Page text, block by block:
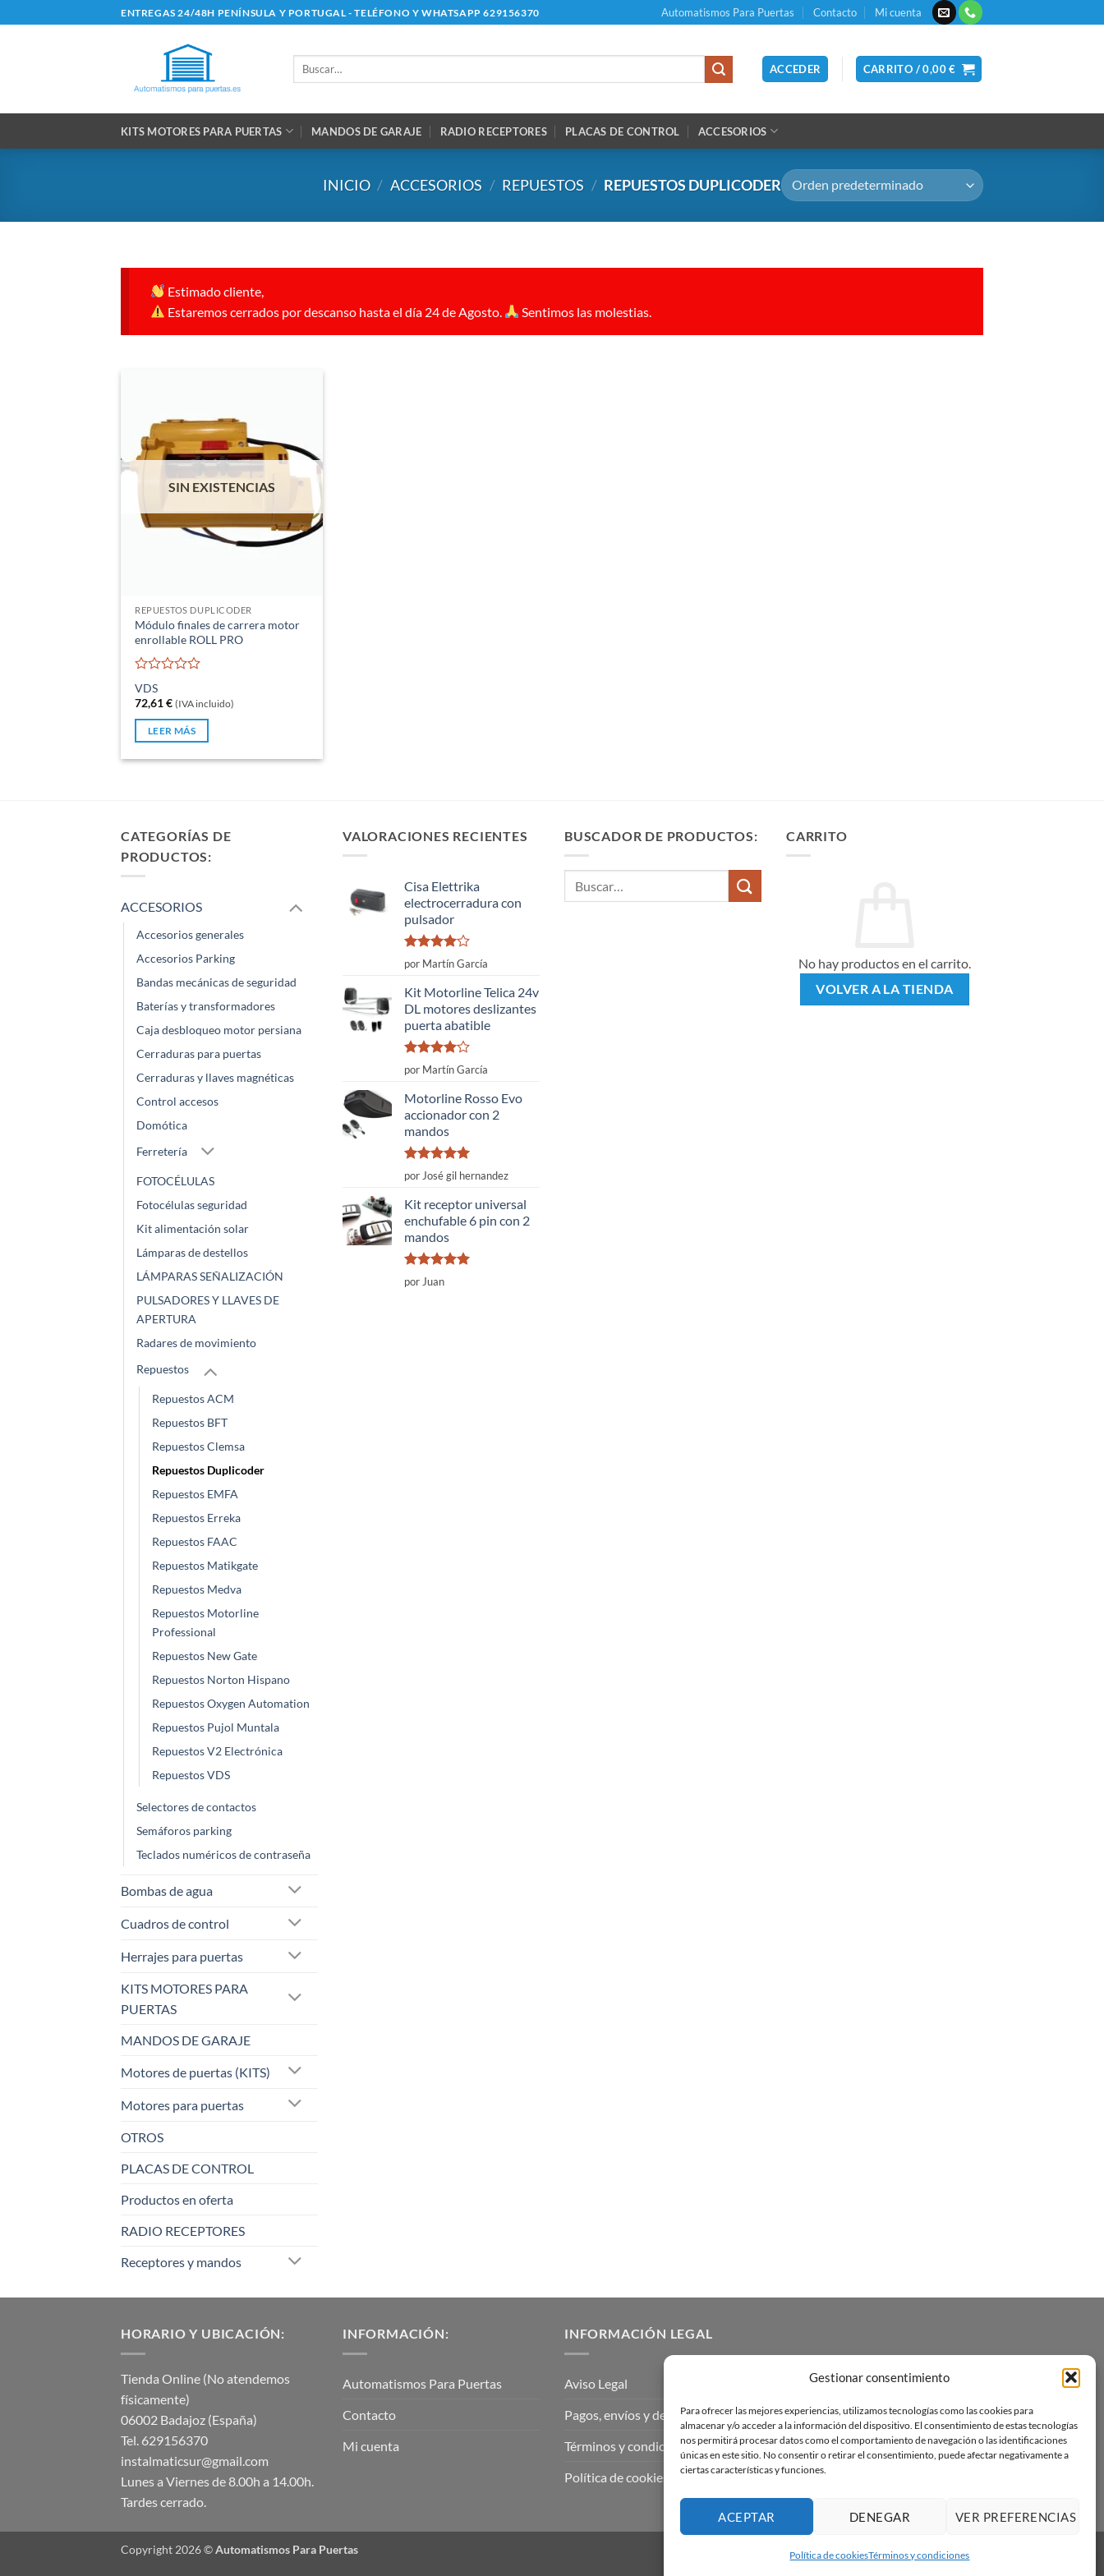
Gestionar consentimiento
Para ofrecer las mejores experiencias, utilizamos tecnologías como las cookies para
almacenar y/o acceder a la información del dispositivo. El consentimiento de estas tecnologías
nos permitirá procesar datos como el comportamiento de navegación o las identificaciones
únicas en este sitio. No consentir o retirar el consentimiento, puede afectar negativamente a
ciertas características y funciones.
ACEPTAR DENEGAR VER PREFERENCIAS
Política de cookiesTérminos y condiciones
al
ENTREGAS 24/48H PENÍNSULA Y PORTUGAL - TELÉFONO Y WHATSAPP 629156370 Automatismos Para Puertas Contacto Mi cuenta
Buscar
ACCEDER CARRITO /0,00€
KITS MOTORES PARA PUERTAS MANDOS DE GARAJE RADIO RECEPTORES PLACAS DE CONTROL ACCESORIOS
INICIO / ACCESORIOS / REPUESTOS / REPUESTOS DUPLICODER
Estimado cliente,
Estaremos cerrados por descanso hasta el día 24 de Agosto.
Sentimos las molestias.
SIN EXISTENCIAS
REPUESTOS DUPLICODER
Módulo finales de carrera motor
enrollable ROLL PRO
Valorado
con
0
de
VDS
72,61€ (IVA incluido)
LEER MÁS
CATEGORÍAS DE
PRODUCTOS:
ACCESORIOS
Accesorios generales
Accesorios Parking
Bandas mecánicas de seguridad
Baterías y transformadores
Caja desbloqueo motor persiana
Cerraduras para puertas
Cerraduras y llaves magnéticas
Control accesos
Domótica
Ferretería
FOTOCÉLULAS
Fotocélulas seguridad
Kit alimentación solar
Lámparas de destellos
LÁMPARAS SEÑALIZACIÓN
PULSADORES Y LLAVES DE
APERTURA
Radares de movimiento
Repuestos
Repuestos ACM
Repuestos BFT
Repuestos Clemsa
Repuestos Duplicoder
Repuestos EMFA
Repuestos Erreka
Repuestos FAAC
Repuestos Matikgate
Repuestos Medva
Repuestos Motorline
Professional
Repuestos New Gate
Repuestos Norton Hispano
Repuestos Oxygen Automation
Repuestos Pujol Muntala
Repuestos V2 Electrónica
Repuestos VDS
Selectores de contactos
Semáforos parking
Teclados numéricos de contraseña
Bombas de agua
Cuadros de control
Herrajes para puertas
KITS MOTORES PARA
PUERTAS
MANDOS DE GARAJE
Motores de puertas (KITS)
Motores para puertas
OTROS
PLACAS DE CONTROL
Productos en oferta
RADIO RECEPTORES
Receptores y mandos
VALORACIONES RECIENTES
Cisa Elettrika
electrocerradura con
pulsador
Valorado
con
5
por Martín García
Kit Motorline Telica 24v
DL motores deslizantes
puerta abatible
Valorado
con
5
por Martín García
Motorline Rosso Evo
accionador con 2
mandos
Valorado
con
de 5
por José gil hernandez
Kit receptor universal
enchufable 6 pin con 2
mandos
Valorado
con
por Juan
BUSCADOR DE PRODUCTOS: CARRITO
No hay productos en el carrito.
VOLVER A LA TIENDA
HORARIO Y UBICACIÓN:
Tienda Online (No atendemos
físicamente)
06002 Badajoz (España)
Tel. 629156370
instalmaticsur@gmail.com
Lunes a Viernes de 8.00h a 14.00h.
Tardes cerrado.
INFORMACIÓN:
Automatismos Para Puertas
Contacto
Mi cuenta
INFORMACIÓN LEGAL
Aviso Legal
Pagos, envíos y devoluciones
Términos y condiciones
Política de cookies (UE)
PayPal Stripe MasterCardAmazon
Copyright 2026 ©Automatismos Para Puertas